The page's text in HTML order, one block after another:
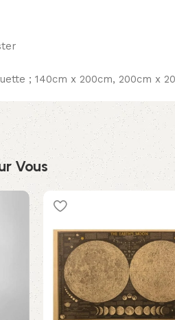
; 140cm x 200cm, 200cm x
Vous